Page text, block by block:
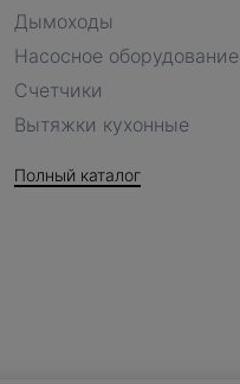
Дымоходы
Насосное оборудование
Счетчики
Вытяжки кухонные
Полный каталог